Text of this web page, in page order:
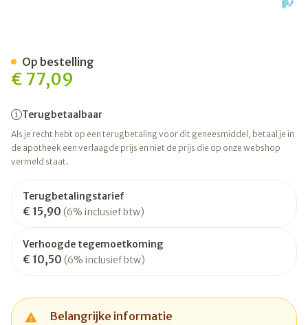
€ 77,09
Terugbetaalbaar
Als je recht hebt op een terugbetaling voor dit geneesmiddel, betaal je in
de apotheek een verlaagde prijs en niet de prijs die op onze webshop
vermeld staat.
Terugbetalingstarief
€ 15,90 (6% inclusief btw)
Verhoogde tegemoetkoming
€ 10,50 (6% inclusief btw)
Belangrijke informatie
Op bestelling